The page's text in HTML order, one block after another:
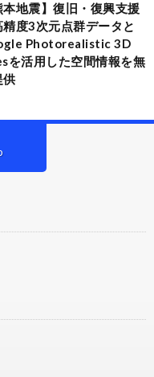
本地震】復旧・復興支援
精度3次元点群データと
Photorealistic 3D
を活用した空間情報を無
供